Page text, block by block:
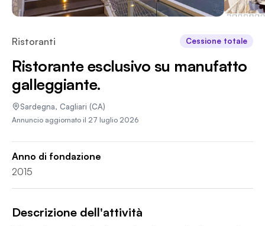
Ristoranti Cessione totale
Ristorante esclusivo su manufatto
galleggiante.
Sardegna, Cagliari (CA)
Annuncio aggiornato il 27 luglio 2026
Anno di fondazione
2015
Descrizione dell'attività